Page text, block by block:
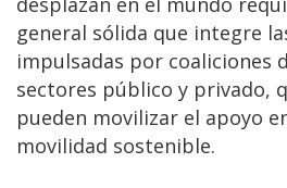
general sólida que integre
impulsadas por coaliciones
sectores público y privado,
pueden movilizar el apoyo
movilidad sostenible.